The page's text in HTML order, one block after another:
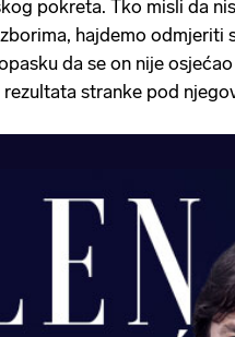
pokreta. Tko misli da
hajdemo odmjeriti
da se on nije
stranke pod